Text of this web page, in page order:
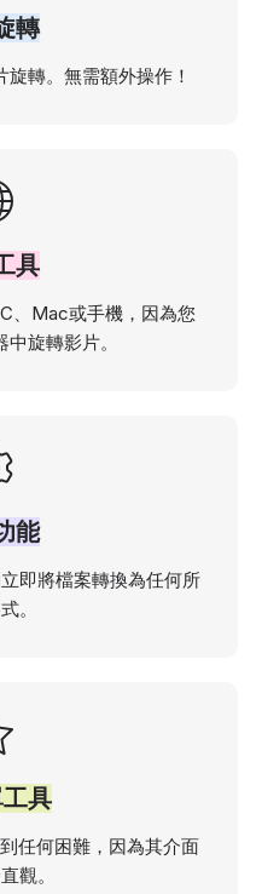
轉
轉。無需額外操作！
具
、Mac或手機，因為您
旋轉影片。
能
即將檔案轉換為任何所
。
具
任何困難，因為其介面
觀。